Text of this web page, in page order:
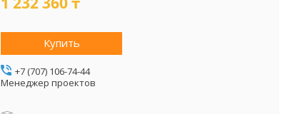
Купить
+7 (707) 106-74-44
Менеджер проектов